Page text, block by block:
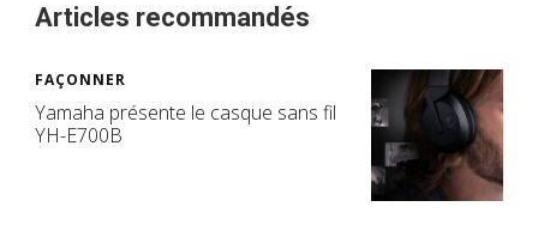
Articles recommandés
FAÇONNER
Yamaha présente le casque sans fil
YH-E700B